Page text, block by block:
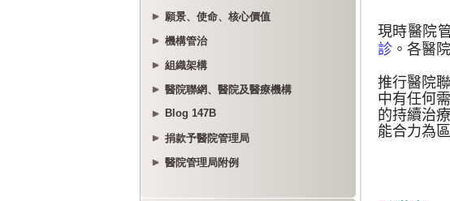
願景、使命、核心價值
機構管治
組織架構
醫院聯網、醫院及醫療機構
Blog 147B
捐款予醫院管理局
醫院管理局附例